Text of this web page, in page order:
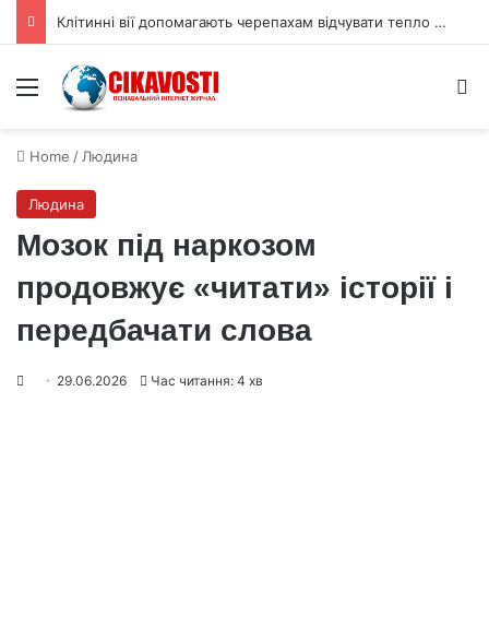
Клітинні вії допомагають черепахам відчувати тепло для вибору статі
Menu
Home / Людина
Людина
Мозок під наркозом
продовжує «читати» історії і
передбачати слова
29.06.2026 Час читання: 4 хв